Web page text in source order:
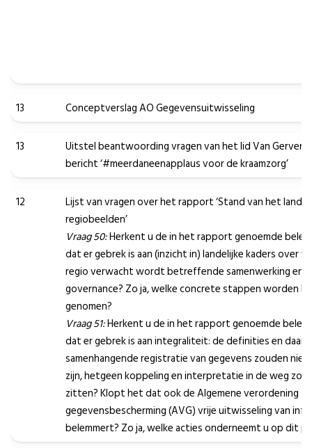
13 Conceptverslag AO Gegevensuitwisseling
13
Uitstel beantwoording vragen van het lid Van Gerven
bericht ‘#meerdaneenapplaus voor de kraamzorg’
12
Lijst van vragen over het rapport ‘Stand van het land
regiobeelden’
Vraag 50:Herkent u de in het rapport genoemde
dat er gebrek is aan (inzicht in) landelijke kaders over
regio verwacht wordt betreffende samenwerking en
governance? Zo ja, welke concrete stappen worden
genomen?
Vraag 51:Herkent u de in het rapport genoemde
dat er gebrek is aan integraliteit: de definities en
samenhangende registratie van gegevens zouden
zijn, hetgeen koppeling en interpretatie in de weg
zitten? Klopt het dat ook de Algemene verordening
gegevensbescherming (AVG) vrije uitwisseling van
belemmert? Zo ja, welke acties onderneemt u op dit